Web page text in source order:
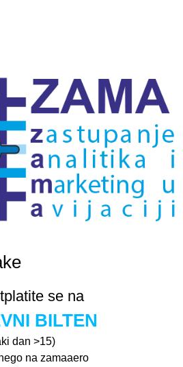
se na
BILTEN
dan >15)
na zamaaero